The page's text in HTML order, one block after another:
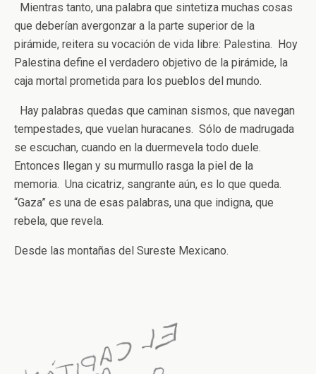
Mientras tanto, una palabra que sintetiza muchas cosas
que deberían avergonzar a la parte superior de la
pirámide, reitera su vocación de vida libre: Palestina. Hoy
Palestina define el verdadero objetivo de la pirámide, la
caja mortal prometida para los pueblos del mundo.
Hay palabras quedas que caminan sismos, que navegan
tempestades, que vuelan huracanes. Sólo de madrugada
se escuchan, cuando en la duermevela todo duele.
Entonces llegan y su murmullo rasga la piel de la
memoria. Una cicatriz, sangrante aún, es lo que queda.
“Gaza” es una de esas palabras, una que indigna, que
rebela, que revela.
Desde las montañas del Sureste Mexicano.